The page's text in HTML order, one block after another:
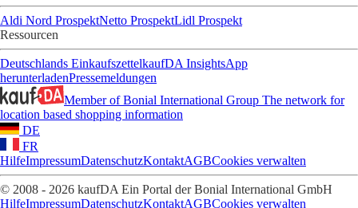
Aldi Nord ProspektNetto ProspektLidl Prospekt
Ressourcen
Deutschlands EinkaufszettelkaufDA InsightsApp
herunterladenPressemeldungen
Member of Bonial International Group The network for
location based shopping information
DE
FR
HilfeImpressumDatenschutzKontaktAGBCookies verwalten
© 2008 - 2026 kaufDA Ein Portal der Bonial International GmbH
HilfeImpressumDatenschutzKontaktAGBCookies verwalten